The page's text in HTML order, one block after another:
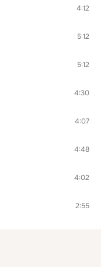
4:12
5:12
5:12
4:30
4:07
4:48
4:02
2:55